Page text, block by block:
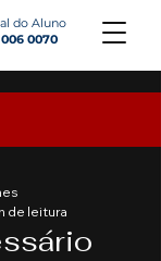
do Aluno
0070
de leitura